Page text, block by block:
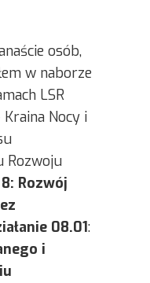
osób,
w naborze
LSR
Nocy i
Rozwoju
Rozwój
08.01:
i